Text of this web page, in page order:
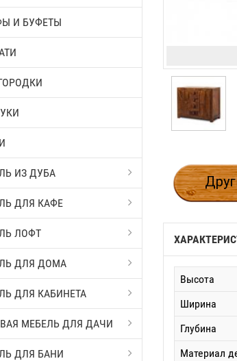
И БУФЕТЫ
ИЗ ДУБА
ДЛЯ КАФЕ
ЛОФТ
ДЛЯ ДОМА
ДЛЯ КАБИНЕТА
МЕБЕЛЬ ДЛЯ ДАЧИ
ДЛЯ БАНИ
Высота
Ширина
Глубина
Материал